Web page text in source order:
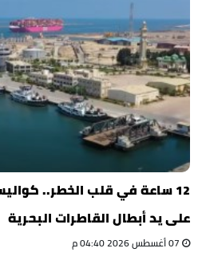
12 ساعة في قلب الخطر..
على يد أبطال القاطرات البحرية